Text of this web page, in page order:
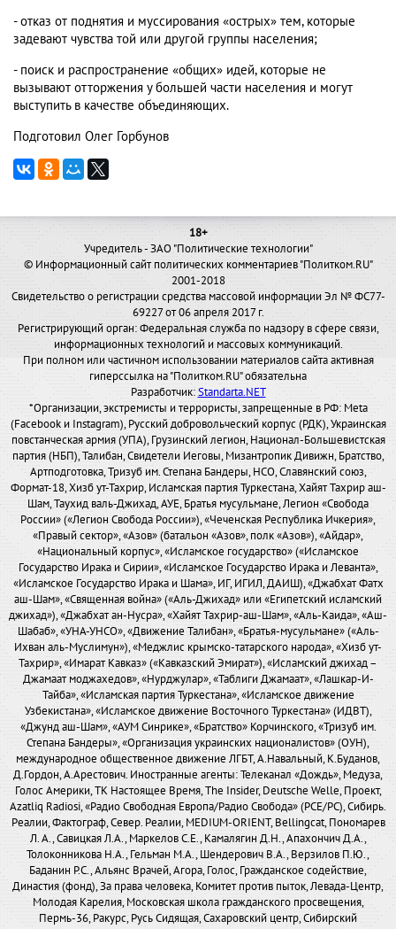
- отказ от поднятия и муссирования «острых» тем, которые
задевают чувства той или другой группы населения;
- поиск и распространение «общих» идей, которые не
вызывают отторжения у большей части населения и могут
выступить в качестве объединяющих.
Подготовил Олег Горбунов
18+
Учредитель - ЗАО "Политические технологии"
© Информационный сайт политических комментариев "Политком.RU"
2001-2018
Свидетельство о регистрации средства массовой информации Эл № ФС77-
69227 от 06 апреля 2017 г.
Регистрирующий орган: Федеральная служба по надзору в сфере связи,
информационных технологий и массовых коммуникаций.
При полном или частичном использовании материалов сайта активная
гиперссылка на "Политком.RU" обязательна
Разработчик:Standarta.NET
*Организации, экстремисты и террористы, запрещенные в РФ: Meta
(Facebook и Instagram), Русский добровольческий корпус (РДК), Украинская
повстанческая армия (УПА), Грузинский легион, Национал-Большевистская
партия (НБП), Талибан, Свидетели Иеговы, Мизантропик Дивижн, Братство,
Артподготовка, Тризуб им. Степана Бандеры, НСО, Славянский союз,
Формат-18, Хизб ут-Тахрир, Исламская партия Туркестана, Хайят Тахрир аш-
Шам, Таухид валь-Джихад, АУЕ, Братья мусульмане, Легион «Свобода
России» («Легион Свобода России»), «Чеченская Республика Ичкерия»,
«Правый сектор», «Азов» (батальон «Азов», полк «Азов»), «Айдар»,
«Национальный корпус», «Исламское государство» («Исламское
Государство Ирака и Сирии», «Исламское Государство Ирака и Леванта»,
«Исламское Государство Ирака и Шама», ИГ, ИГИЛ, ДАИШ), «Джабхат Фатх
аш-Шам», «Священная война» («Аль-Джихад» или «Египетский исламский
джихад»), «Джабхат ан-Нусра», «Хайят Тахрир-аш-Шам», «Аль-Каида», «Аш-
Шабаб», «УНА-УНСО», «Движение Талибан», «Братья-мусульмане» («Аль-
Ихван аль-Муслимун»), «Меджлис крымско-татарского народа», «Хизб ут-
Тахрир», «Имарат Кавказ» («Кавказский Эмират»), «Исламский джихад –
Джамаат моджахедов», «Нурджулар», «Таблиги Джамаат», «Лашкар-И-
Тайба», «Исламская партия Туркестана», «Исламское движение
Узбекистана», «Исламское движение Восточного Туркестана» (ИДВТ),
«Джунд аш-Шам», «АУМ Синрике», «Братство» Корчинского, «Тризуб им.
Степана Бандеры», «Организация украинских националистов» (ОУН),
международное общественное движение ЛГБТ, А.Навальный, К.Буданов,
Д.Гордон, А.Арестович. Иностранные агенты: Телеканал «Дождь», Медуза,
Голос Америки, ТК Настоящее Время, The Insider, Deutsche Welle, Проект,
Azatliq Radiosi, «Радио Свободная Европа/Радио Свобода» (PCE/PC), Сибирь.
Реалии, Фактограф, Север. Реалии, MEDIUM-ORIENT, Bellingcat, Пономарев
Л. А., Савицкая Л.А., Маркелов С.Е., Камалягин Д.Н., Апахончич Д.А.,
Толоконникова Н.А., Гельман М.А., Шендерович В.А., Верзилов П.Ю.,
Баданин Р.С., Альянс Врачей, Агора, Голос, Гражданское содействие,
Династия (фонд), За права человека, Комитет против пыток, Левада-Центр,
Молодая Карелия, Московская школа гражданского просвещения,
Пермь-36, Ракурс, Русь Сидящая, Сахаровский центр, Сибирский